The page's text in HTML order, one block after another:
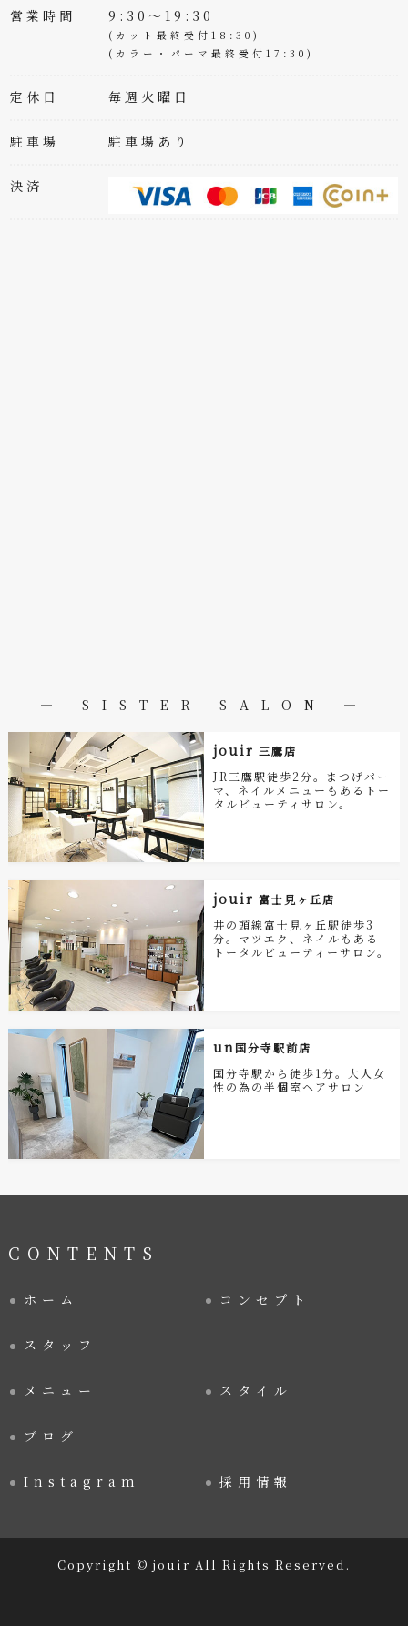
営業時間 9:30～19:30
(カット最終受付18:30)
(カラー・パーマ最終受付17:30)
定休日 毎週火曜日
駐車場 駐車場あり
決済
― SISTER SALON ―
jouir 三鷹店
JR三鷹駅徒歩2分。まつげパー
マ、ネイルメニューもあるトー
タルビューティサロン。
jouir 富士見ヶ丘店
井の頭線富士見ヶ丘駅徒歩3
分。マツエク、ネイルもある
トータルビューティーサロン。
un 国分寺駅前店
国分寺駅から徒歩1分。大人女
性の為の半個室ヘアサロン
CONTENTS
ホーム コンセプト
スタッフ
メニュー スタイル
ブログ
Instagram 採用情報
Copyright © jouir All Rights Reserved.